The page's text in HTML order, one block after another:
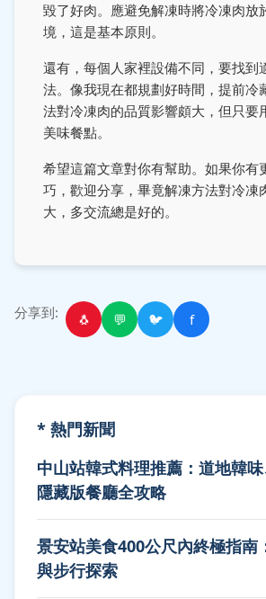
毀了好肉。應避免解凍時將冷凍肉放
境，這是基本原則。
還有，每個人家裡設備不同，要找到
法。像我現在都規劃好時間，提前冷
法對冷凍肉的品質影響頗大，但只要
美味餐點。
希望這篇文章對你有幫助。如果你有
巧，歡迎分享，畢竟解凍方法對冷凍
大，多交流總是好的。
分享到: 🐧 💬 🐦 f
* 熱門新聞
中山站韓式料理推薦：道地韓
隱藏版餐廳全攻略
景安站美食400公尺內終極指南
與步行探索